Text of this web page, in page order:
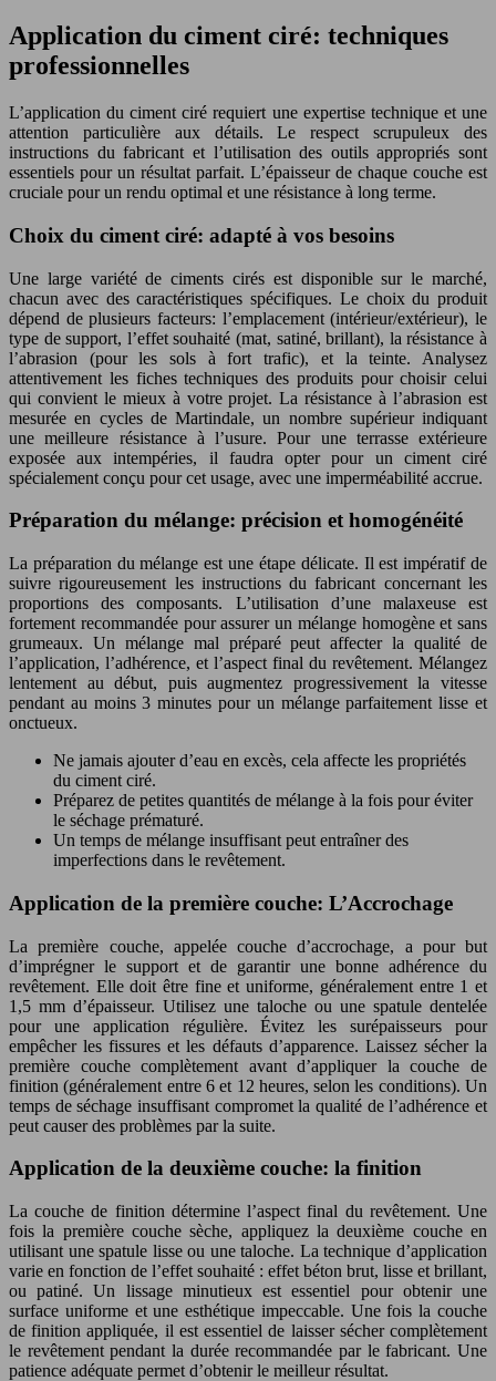
Application du ciment ciré: techniques
professionnelles
L’application du ciment ciré requiert une expertise technique et une
attention particulière aux détails. Le respect scrupuleux des
instructions du fabricant et l’utilisation des outils appropriés sont
essentiels pour un résultat parfait. L’épaisseur de chaque couche est
cruciale pour un rendu optimal et une résistance à long terme.
Choix du ciment ciré: adapté à vos besoins
Une large variété de ciments cirés est disponible sur le marché,
chacun avec des caractéristiques spécifiques. Le choix du produit
dépend de plusieurs facteurs: l’emplacement (intérieur/extérieur), le
type de support, l’effet souhaité (mat, satiné, brillant), la résistance à
l’abrasion (pour les sols à fort trafic), et la teinte. Analysez
attentivement les fiches techniques des produits pour choisir celui
qui convient le mieux à votre projet. La résistance à l’abrasion est
mesurée en cycles de Martindale, un nombre supérieur indiquant
une meilleure résistance à l’usure. Pour une terrasse extérieure
exposée aux intempéries, il faudra opter pour un ciment ciré
spécialement conçu pour cet usage, avec une imperméabilité accrue.
Préparation du mélange: précision et homogénéité
La préparation du mélange est une étape délicate. Il est impératif de
suivre rigoureusement les instructions du fabricant concernant les
proportions des composants. L’utilisation d’une malaxeuse est
fortement recommandée pour assurer un mélange homogène et sans
grumeaux. Un mélange mal préparé peut affecter la qualité de
l’application, l’adhérence, et l’aspect final du revêtement. Mélangez
lentement au début, puis augmentez progressivement la vitesse
pendant au moins 3 minutes pour un mélange parfaitement lisse et
onctueux.
Ne jamais ajouter d’eau en excès, cela affecte les propriétés
du ciment ciré.
Préparez de petites quantités de mélange à la fois pour éviter
le séchage prématuré.
Un temps de mélange insuffisant peut entraîner des
imperfections dans le revêtement.
Application de la première couche: L’Accrochage
La première couche, appelée couche d’accrochage, a pour but
d’imprégner le support et de garantir une bonne adhérence du
revêtement. Elle doit être fine et uniforme, généralement entre 1 et
1,5 mm d’épaisseur. Utilisez une taloche ou une spatule dentelée
pour une application régulière. Évitez les surépaisseurs pour
empêcher les fissures et les défauts d’apparence. Laissez sécher la
première couche complètement avant d’appliquer la couche de
finition (généralement entre 6 et 12 heures, selon les conditions). Un
temps de séchage insuffisant compromet la qualité de l’adhérence et
peut causer des problèmes par la suite.
Application de la deuxième couche: la finition
La couche de finition détermine l’aspect final du revêtement. Une
fois la première couche sèche, appliquez la deuxième couche en
utilisant une spatule lisse ou une taloche. La technique d’application
varie en fonction de l’effet souhaité : effet béton brut, lisse et brillant,
ou patiné. Un lissage minutieux est essentiel pour obtenir une
surface uniforme et une esthétique impeccable. Une fois la couche
de finition appliquée, il est essentiel de laisser sécher complètement
le revêtement pendant la durée recommandée par le fabricant. Une
patience adéquate permet d’obtenir le meilleur résultat.